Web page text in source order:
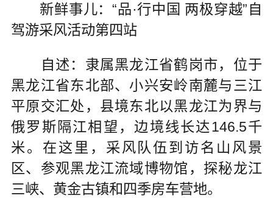
新鲜事儿：“品·行中国 两极穿越”自
驾游采风活动第四站
自述：隶属黑龙江省鹤岗市，位于
黑龙江省东北部、小兴安岭南麓与三江
平原交汇处，县境东北以黑龙江为界与
俄罗斯隔江相望，边境线长达146.5千
米。在这里，采风队伍到访名山风景
区、参观黑龙江流域博物馆，探秘龙江
三峡、黄金古镇和四季房车营地。